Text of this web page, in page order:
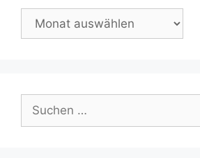
Archiv
Suchen
nach: